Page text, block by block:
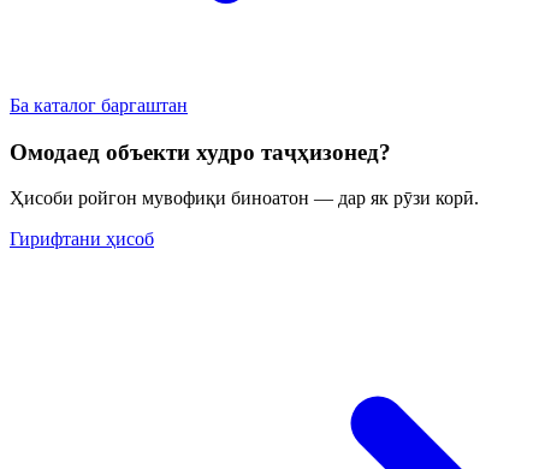
Ба каталог баргаштан
Омодаед объекти худро таҷҳизонед?
Ҳисоби ройгон мувофиқи биноатон — дар як рӯзи корӣ.
Гирифтани ҳисоб